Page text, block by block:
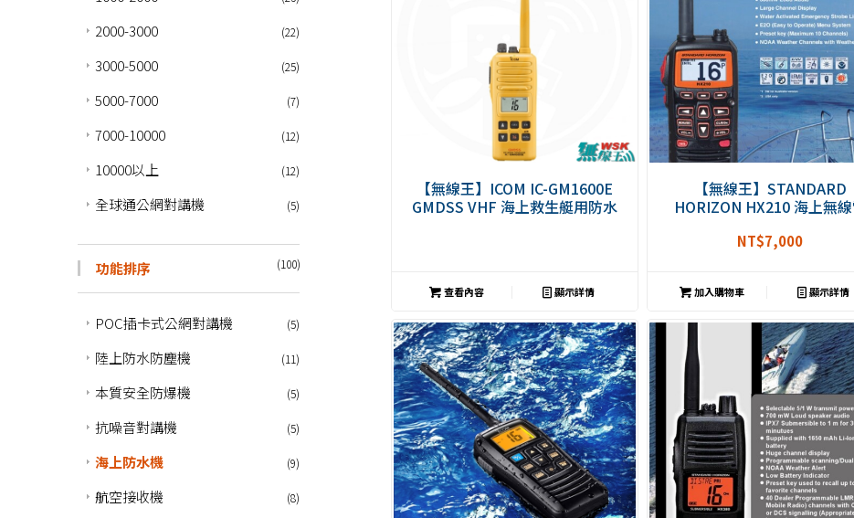
【無線王】ICOM IC-GM1600E
GMDSS VHF 海上救生艇用防水
查看內容 顯示詳情
【無線王】STANDARD
HORIZON HX210 海上無
無線電(HX290替代機)
NT$7,000
加入購物車 顯示詳情
2000-3000 (22)
3000-5000 (25)
5000-7000 (7)
7000-10000 (12)
10000以上 (12)
全球通公網對講機 (5)
功能排序 (100)
POC插卡式公網對講機 (5)
陸上防水防塵機 (11)
本質安全防爆機 (5)
抗噪音對講機 (5)
海上防水機 (9)
航空接收機 (8)